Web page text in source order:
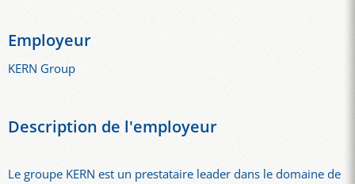
Employeur
KERN Group
Description de l'employeur
Le groupe KERN est un prestataire leader dans le domaine de